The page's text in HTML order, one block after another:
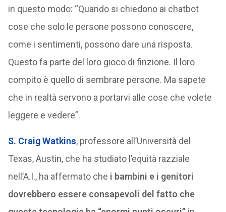
in questo modo: “Quando si chiedono ai chatbot
cose che solo le persone possono conoscere,
come i sentimenti, possono dare una risposta.
Questo fa parte del loro gioco di finzione. Il loro
compito è quello di sembrare persone. Ma sapete
che in realtà servono a portarvi alle cose che volete
leggere e vedere”.
S. Craig Watkins, professore all’Università del
Texas, Austin, che ha studiato l’equità razziale
nell’A.I., ha affermato che i bambini e i genitori
dovrebbero essere consapevoli del fatto che